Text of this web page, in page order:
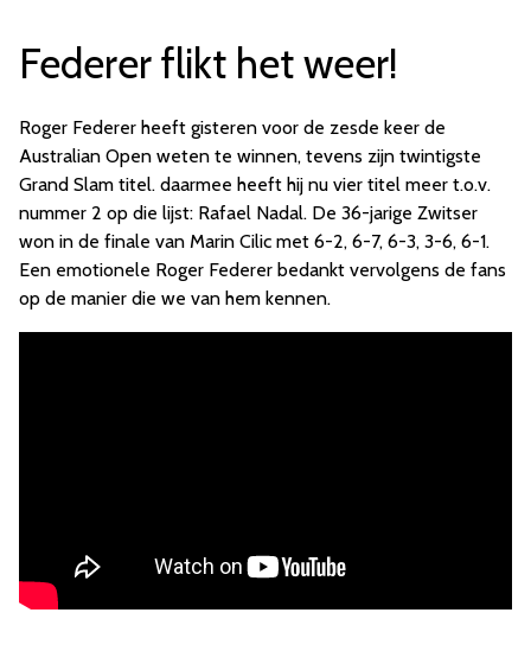
Federer flikt het weer!
Roger Federer heeft gisteren voor de zesde keer de
Australian Open weten te winnen, tevens zijn twintigste
Grand Slam titel. daarmee heeft hij nu vier titel meer t.o.v.
nummer 2 op die lijst: Rafael Nadal. De 36-jarige Zwitser
won in de finale van Marin Cilic met 6-2, 6-7, 6-3, 3-6, 6-1.
Een emotionele Roger Federer bedankt vervolgens de fans
op de manier die we van hem kennen.